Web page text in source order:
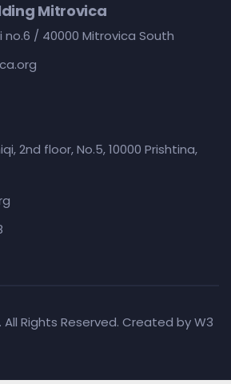
Mitrovica
no.6 / 40000 Mitrovica South
2nd floor, No.5, 10000 Prishtina,
All Rights Reserved. Created byW3